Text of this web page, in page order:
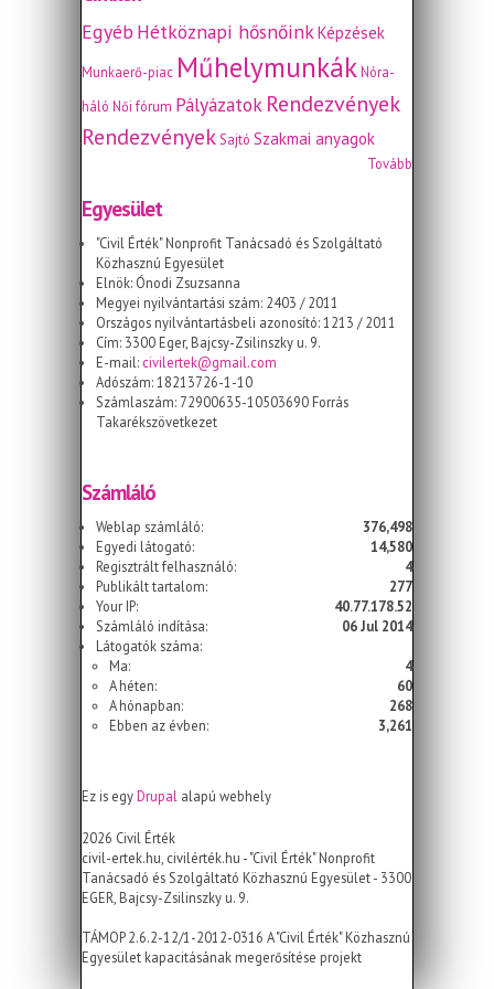
EgyébHétköznapi hősnőinkKépzések
Munkaerő-piac MűhelymunkákNóra-
háló Női fórum Pályázatok Rendezvények
Rendezvények Sajtó Szakmai anyagok
Tovább
Egyesület
"Civil Érték" Nonprofit Tanácsadó és Szolgáltató
Közhasznú Egyesület
Elnök: Ónodi Zsuzsanna
Megyei nyilvántartási szám: 2403 / 2011
Országos nyilvántartásbeli azonosító: 1213 / 2011
Cím: 3300 Eger, Bajcsy-Zsilinszky u. 9.
E-mail: civilertek@gmail.com
Adószám: 18213726-1-10
Számlaszám: 72900635-10503690 Forrás
Takarékszövetkezet
Számláló
Weblap számláló:
376,498
Egyedi látogató:
14,580
Regisztrált felhasználó:
4
Publikált tartalom:
277
Your IP:
40.77.178.52
Számláló indítása:
06 Jul 2014
Látogatók száma:
Ma:
4
A héten:
60
A hónapban:
268
Ebben az évben:
3,261
Ez is egyDrupal alapú webhely
2026 Civil Érték
civil-ertek.hu, civilérték.hu - "Civil Érték" Nonprofit
Tanácsadó és Szolgáltató Közhasznú Egyesület - 3300
EGER, Bajcsy-Zsilinszky u. 9.
TÁMOP 2.6.2-12/1-2012-0316 A "Civil Érték" Közhasznú
Egyesület kapacitásának megerősítése projekt